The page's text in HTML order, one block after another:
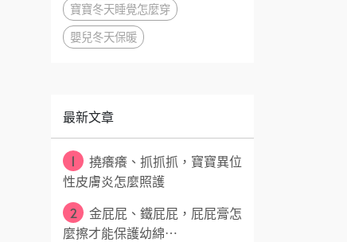
寶寶冬天睡覺怎麼穿
嬰兒冬天保暖
最新文章
1
撓癢癢、抓抓抓，寶寶異位
性皮膚炎怎麼照護
2
金屁屁、鐵屁屁，屁屁膏怎
麼擦才能保護幼綿⋯